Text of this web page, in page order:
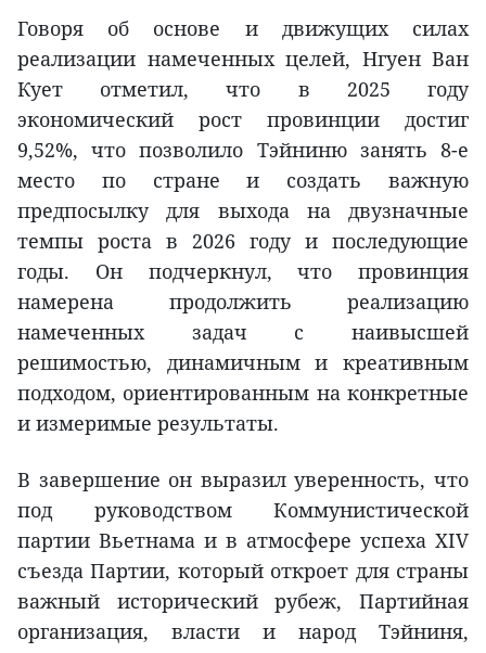
Говоря об основе и движущих силах
реализации намеченных целей, Нгуен Ван
Кует отметил, что в 2025 году
экономический рост провинции достиг
9,52%, что позволило Тэйниню занять 8-е
место по стране и создать важную
предпосылку для выхода на двузначные
темпы роста в 2026 году и последующие
годы. Он подчеркнул, что провинция
намерена продолжить реализацию
намеченных задач с наивысшей
решимостью, динамичным и креативным
подходом, ориентированным на конкретные
и измеримые результаты.
В завершение он выразил уверенность, что
под руководством Коммунистической
партии Вьетнама и в атмосфере успеха XIV
съезда Партии, который откроет для страны
важный исторический рубеж, Партийная
организация, власти и народ Тэйниня,